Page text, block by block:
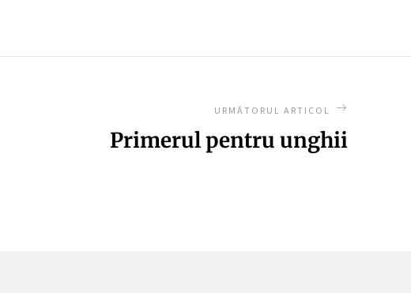
URMĂTORUL ARTICOL
Primerul pentru unghii